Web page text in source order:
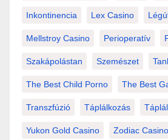
Inkontinencia Lex Casino
Mellstroy Casino Perioperatív
Szakápolástan Szemészet
The Best Child Porno The Best
Transzfúzió Táplálkozás
Yukon Gold Casino Zodiac Casino